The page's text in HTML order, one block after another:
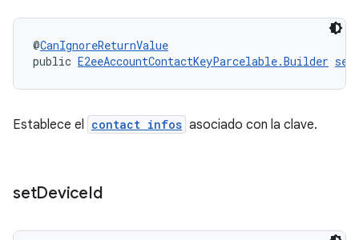
@CanIgnoreReturnValue
public E2eeAccountContactKeyParcelable.Builder
Establece el contact infos asociado con la clave.
setDeviceId